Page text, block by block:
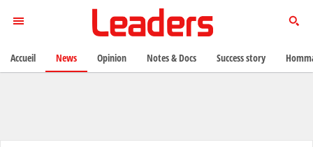
Accueil News Opinion Notes & Docs Success story